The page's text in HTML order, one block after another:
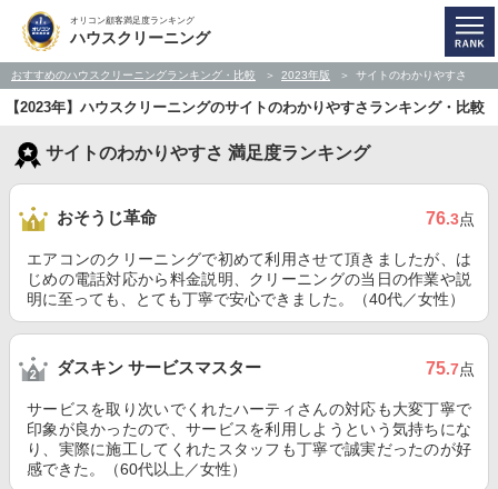
オリコン顧客満足度ランキング
ハウスクリーニング
おすすめのハウスクリーニングランキング・比較 2023年版 サイトのわかりやすさ
【2023年】ハウスクリーニングのサイトのわかりやすさランキング・比較
サイトのわかりやすさ 満足度ランキング
おそうじ革命 76.3点
エアコンのクリーニングで初めて利用させて頂きましたが、は
じめの電話対応から料金説明、クリーニングの当日の作業や説
明に至っても、とても丁寧で安心できました。（40代／女性）
ダスキン サービスマスター 75.7点
サービスを取り次いでくれたハーティさんの対応も大変丁寧で
印象が良かったので、サービスを利用しようという気持ちにな
り、実際に施工してくれたスタッフも丁寧で誠実だったのが好
感できた。（60代以上／女性）